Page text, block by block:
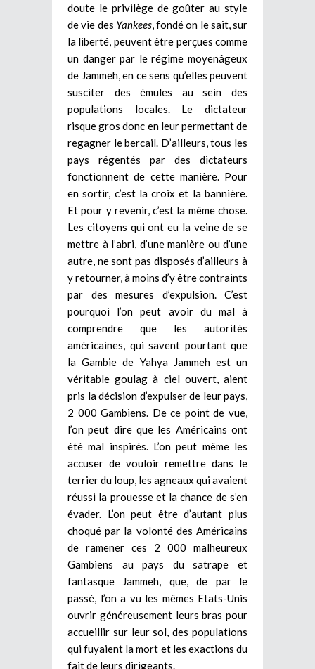
doute le privilège de goûter au style
de vie des Yankees, fondé on le sait, sur
la liberté, peuvent être perçues comme
un danger par le régime moyenâgeux
de Jammeh, en ce sens qu’elles peuvent
susciter des émules au sein des
populations locales. Le dictateur
risque gros donc en leur permettant de
regagner le bercail. D’ailleurs, tous les
pays régentés par des dictateurs
fonctionnent de cette manière. Pour
en sortir, c’est la croix et la bannière.
Et pour y revenir, c’est la même chose.
Les citoyens qui ont eu la veine de se
mettre à l’abri, d’une manière ou d’une
autre, ne sont pas disposés d’ailleurs à
y retourner, à moins d’y être contraints
par des mesures d’expulsion. C’est
pourquoi l’on peut avoir du mal à
comprendre que les autorités
américaines, qui savent pourtant que
la Gambie de Yahya Jammeh est un
véritable goulag à ciel ouvert, aient
pris la décision d’expulser de leur pays,
2 000 Gambiens. De ce point de vue,
l’on peut dire que les Américains ont
été mal inspirés. L’on peut même les
accuser de vouloir remettre dans le
terrier du loup, les agneaux qui avaient
réussi la prouesse et la chance de s’en
évader. L’on peut être d’autant plus
choqué par la volonté des Américains
de ramener ces 2 000 malheureux
Gambiens au pays du satrape et
fantasque Jammeh, que, de par le
passé, l’on a vu les mêmes Etats-Unis
ouvrir généreusement leurs bras pour
accueillir sur leur sol, des populations
qui fuyaient la mort et les exactions du
fait de leurs dirigeants.